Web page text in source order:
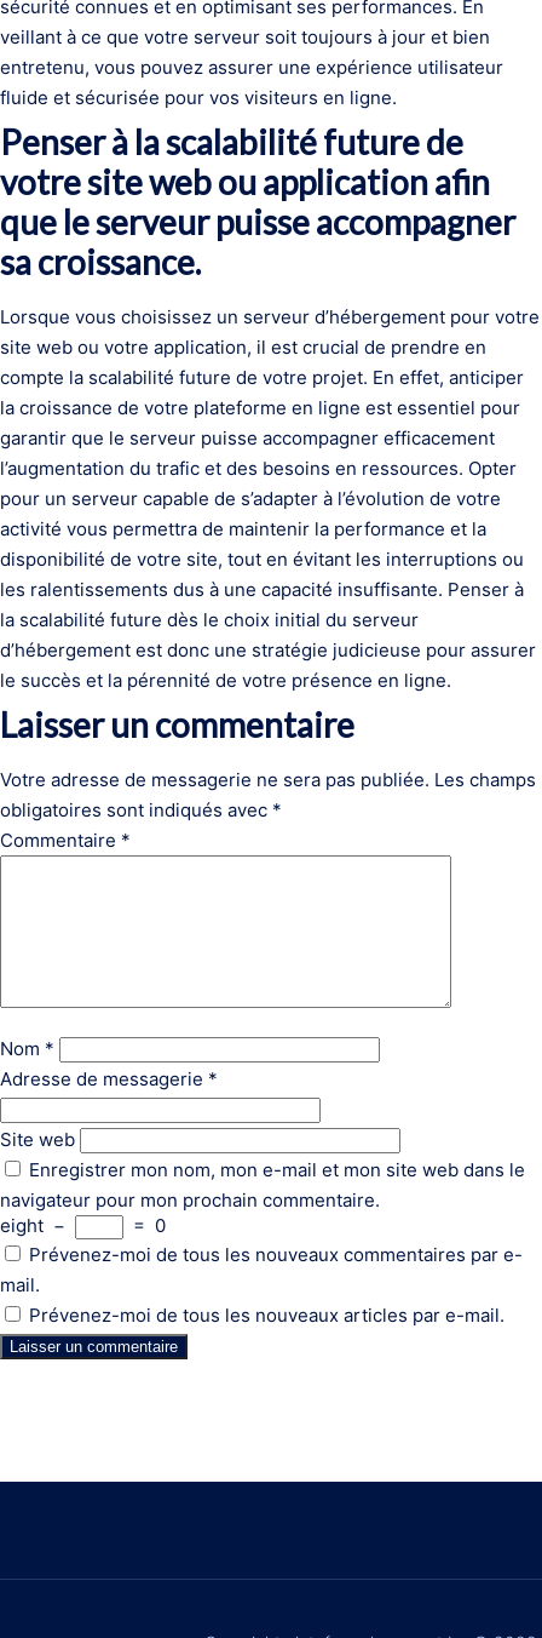
sécurité connues et en optimisant ses performances. En
veillant à ce que votre serveur soit toujours à jour et bien
entretenu, vous pouvez assurer une expérience utilisateur
fluide et sécurisée pour vos visiteurs en ligne.
Penser à la scalabilité future de
votre site web ou application afin
que le serveur puisse accompagner
sa croissance.
Lorsque vous choisissez un serveur d’hébergement pour votre
site web ou votre application, il est crucial de prendre en
compte la scalabilité future de votre projet. En effet, anticiper
la croissance de votre plateforme en ligne est essentiel pour
garantir que le serveur puisse accompagner efficacement
l’augmentation du trafic et des besoins en ressources. Opter
pour un serveur capable de s’adapter à l’évolution de votre
activité vous permettra de maintenir la performance et la
disponibilité de votre site, tout en évitant les interruptions ou
les ralentissements dus à une capacité insuffisante. Penser à
la scalabilité future dès le choix initial du serveur
d’hébergement est donc une stratégie judicieuse pour assurer
le succès et la pérennité de votre présence en ligne.
Laisser un commentaire
Votre adresse de messagerie ne sera pas publiée. Les champs
obligatoires sont indiqués avec *
Commentaire *
Nom *
Adresse de messagerie *
Site web
Enregistrer mon nom, mon e-mail et mon site web dans le
navigateur pour mon prochain commentaire.
eight − = 0
Prévenez-moi de tous les nouveaux commentaires par e-
mail.
Prévenez-moi de tous les nouveaux articles par e-mail.